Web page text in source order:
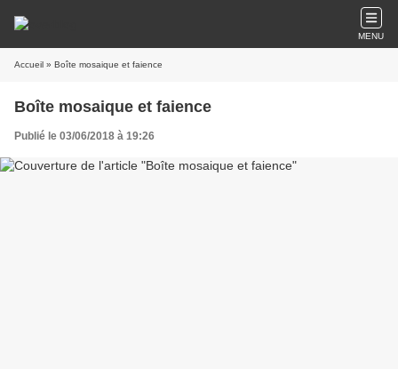
MENU
Accueil » Boîte mosaique et faience
Boîte mosaique et faience
Publié le 03/06/2018 à 19:26